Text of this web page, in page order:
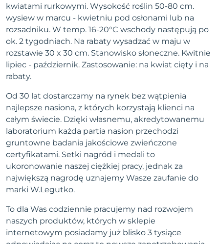
kwiatami rurkowymi. Wysokość roślin 50-80 cm.
wysiew w marcu - kwietniu pod osłonami lub na
rozsadniku. W temp. 16-20°C wschody następują po
ok. 2 tygodniach. Na rabaty wysadzać w maju w
rozstawie 30 x 30 cm. Stanowisko słoneczne. Kwitnie
lipiec - październik. Zastosowanie: na kwiat cięty i na
rabaty.
Od 30 lat dostarczamy na rynek bez wątpienia
najlepsze nasiona, z których korzystają klienci na
całym świecie. Dzięki własnemu, akredytowanemu
laboratorium każda partia nasion przechodzi
gruntowne badania jakościowe zwieńczone
certyfikatami. Setki nagród i medali to
ukoronowanie naszej ciężkiej pracy, jednak za
największą nagrodę uznajemy Wasze zaufanie do
marki W.Legutko.
To dla Was codziennie pracujemy nad rozwojem
naszych produktów, których w sklepie
internetowym posiadamy już blisko 3 tysiące